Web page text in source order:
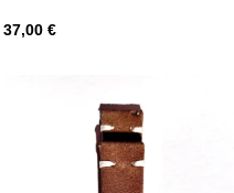
37,00 €